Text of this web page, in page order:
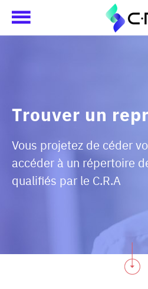
Trouver un
Vous projetez de céder
accéder à un répertoire
qualifiés par le C.R.A